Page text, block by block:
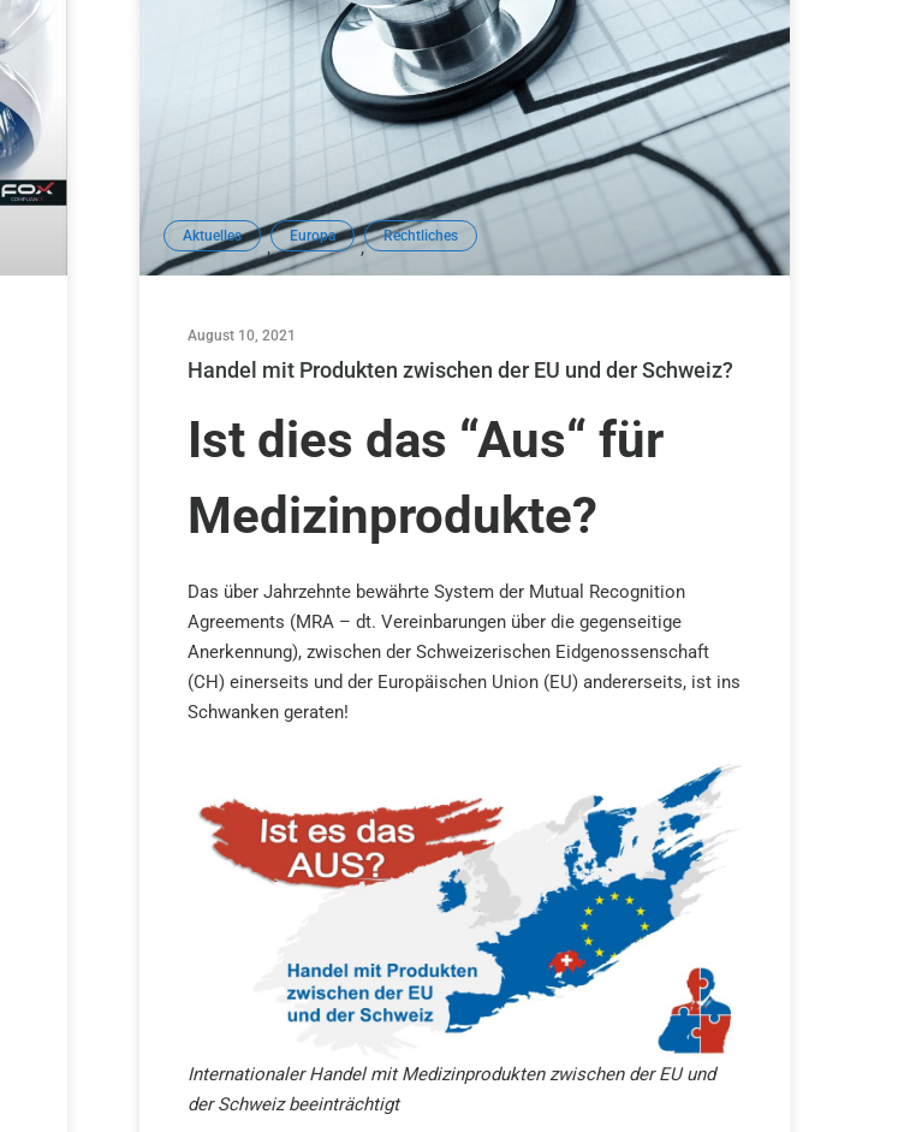
Aktuelles
,
Europa
,
Rechtliches
August 10, 2021
Handel mit Produkten zwischen der EU und der Schweiz?
Ist dies das “Aus“ für
Medizinprodukte?
Das über Jahrzehnte bewährte System der Mutual Recognition
Agreements (MRA – dt. Vereinbarungen über die gegenseitige
Anerkennung), zwischen der Schweizerischen Eidgenossenschaft
(CH) einerseits und der Europäischen Union (EU) andererseits, ist ins
Schwanken geraten!
Internationaler Handel mit Medizinprodukten zwischen der EU und
der Schweiz beeinträchtigt